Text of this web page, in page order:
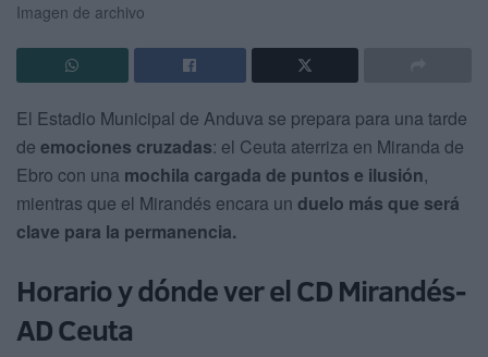
Imagen de archivo
El Estadio Municipal de Anduva se prepara para una tarde
de emociones cruzadas: el Ceuta aterriza en Miranda de
Ebro con una mochila cargada de puntos e ilusión,
mientras que el Mirandés encara un duelo más que será
clave para la permanencia.
Horario y dónde ver el CD Mirandés-
AD Ceuta